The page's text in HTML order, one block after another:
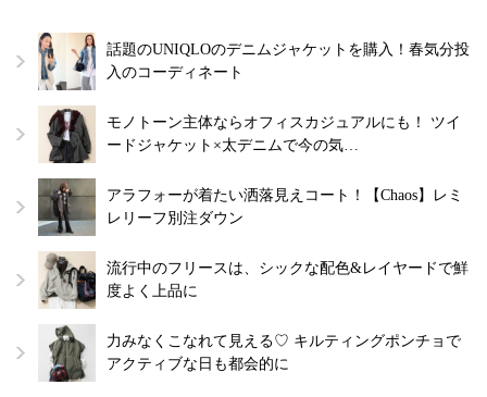
話題のUNIQLOのデニムジャケットを購入！春気分投
入のコーディネート
モノトーン主体ならオフィスカジュアルにも！ ツイ
ードジャケット×太デニムで今の気…
アラフォーが着たい洒落見えコート！【Chaos】レミ
レリーフ別注ダウン
流行中のフリースは、シックな配色&レイヤードで鮮
度よく上品に
力みなくこなれて見える♡ キルティングポンチョで
アクティブな日も都会的に